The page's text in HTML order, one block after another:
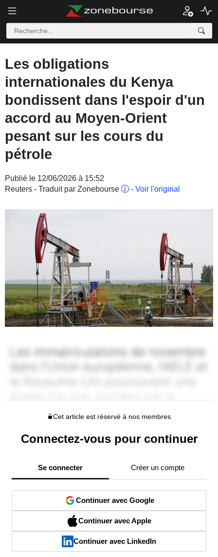
Les obligations
internationales du Kenya
bondissent dans l'espoir d'un
accord au Moyen-Orient
pesant sur les cours du
pétrole
Publié le 12/06/2026 à 15:52
Reuters - Traduit par Zonebourse
- Voir l'original
Cet article est réservé à nos membres
Connectez-vous pour continuer
Se connecter Créer un compte
Continuer avec Google
Continuer avec Apple
Continuer avec LinkedIn